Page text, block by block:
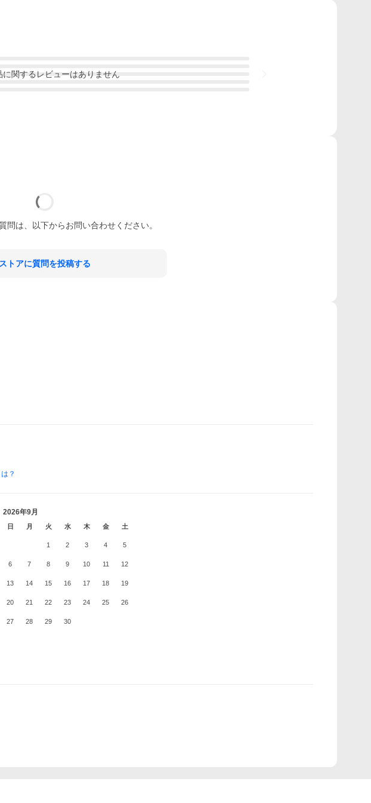
に関するレビューはありません
問は、以下からお問い合わせください。
ストアに質問を投稿する
？
2026年9月
日 月 火 水 木 金 土
1 2 3 4 5
6 7 8 9 10 11 12
13 14 15 16 17 18 19
20 21 22 23 24 25 26
27 28 29 30